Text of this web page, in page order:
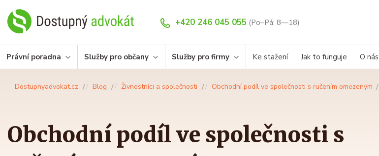
+420 246 045 055 (Po–Pá: 8—18)
Právní poradna Služby pro občany Služby pro firmy Ke stažení Jak to funguje O nás
Dostupnyadvokat.cz Blog Živnostníci a společnosti Obchodní podíl ve společnosti s ručením omezeným
Obchodní podíl ve společnosti s